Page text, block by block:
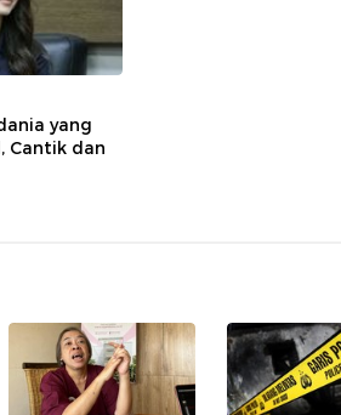
yang
Cantik dan